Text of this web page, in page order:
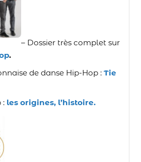
– Dossier très complet sur
.
de danse Hip-Hop : Tie
: les origines, l’histoire.